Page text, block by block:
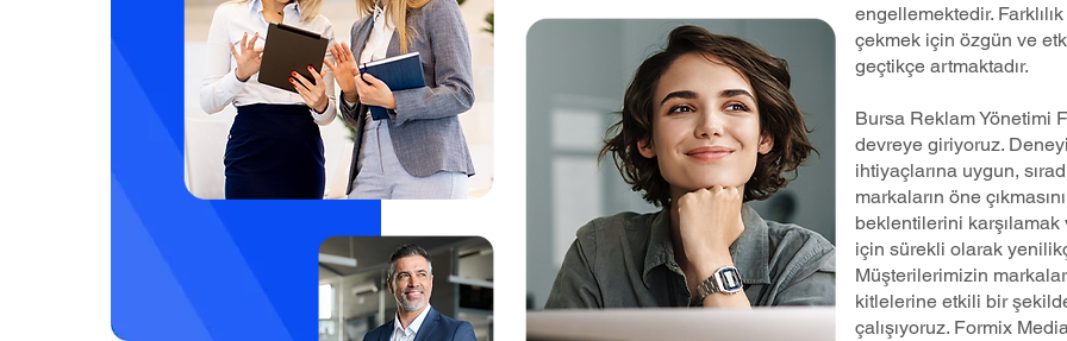
engellemektedir.
çekmek için özgün ve
geçtikçe artmaktadır.
Bursa Reklam Yönetimi
devreye giriyoruz.
ihtiyaçlarına uygun,
markaların öne
beklentilerini karşılamak
için sürekli olarak
Müşterilerimizin
kitlelerine etkili bir
çalışıyoruz. Formix